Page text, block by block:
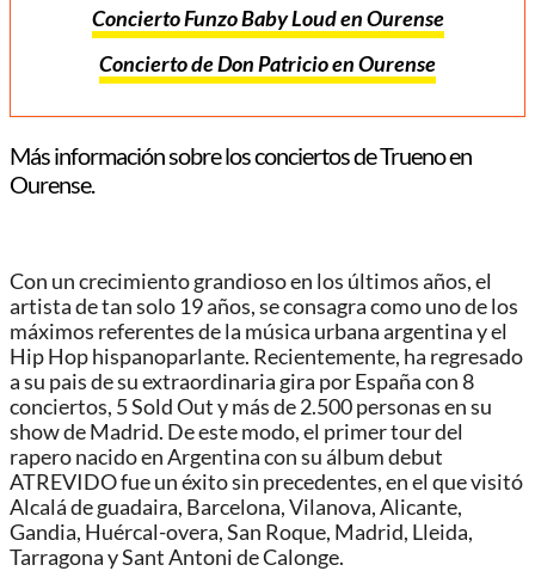
Concierto Funzo Baby Loud en Ourense
Concierto de Don Patricio en Ourense
Más información sobre los conciertos de Trueno en
Ourense.
Con un crecimiento grandioso en los últimos años, el
artista de tan solo 19 años, se consagra como uno de los
máximos referentes de la música urbana argentina y el
Hip Hop hispanoparlante. Recientemente, ha regresado
a su pais de su extraordinaria gira por España con 8
conciertos, 5 Sold Out y más de 2.500 personas en su
show de Madrid. De este modo, el primer tour del
rapero nacido en Argentina con su álbum debut
ATREVIDO fue un éxito sin precedentes, en el que visitó
Alcalá de guadaira, Barcelona, Vilanova, Alicante,
Gandia, Huércal-overa, San Roque, Madrid, Lleida,
Tarragona y Sant Antoni de Calonge.